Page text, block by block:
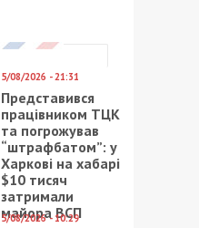
5/08/2026 - 21:31
Представився
працівником ТЦК
та погрожував
“штрафбатом”: у
Харкові на хабарі
$10 тисяч
затримали
майора ВСП
5/08/2026 - 10:29